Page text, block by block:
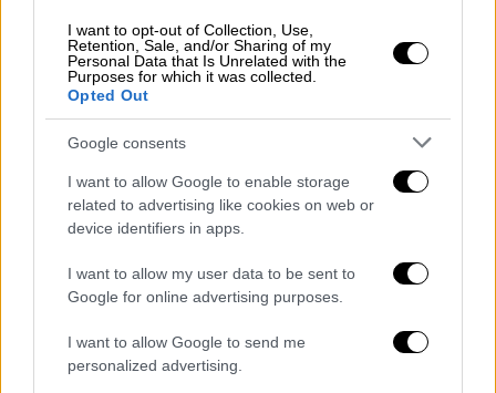
I want to opt-out of Collection, Use,
Retention, Sale, and/or Sharing of my
Personal Data that Is Unrelated with the
Purposes for which it was collected.
Opted Out
Google consents
I want to allow Google to enable storage
related to advertising like cookies on web or
device identifiers in apps.
I want to allow my user data to be sent to
Google for online advertising purposes.
I want to allow Google to send me
personalized advertising.
Και όσο ο Ερντογάν ανοίγει πανιά, η
ηττημένη αντιπολίτευσητης χώρας
προσπαθεί να μαζέψει πίσω το κουφάρι της
στο λιμάνι, όπως είπε και ο αρχηγός της,
Κεμάλ Κιλιτσντάρογλου.
Ο Κιλιτσντάρογλου δεν λέει να παραιτηθεί
απανωτές εκλογικές αναμετρήσεις, παρά τις
φωνές που ολοένα και αυξάνονται, ακόμη και
εντός του κόμματός του.